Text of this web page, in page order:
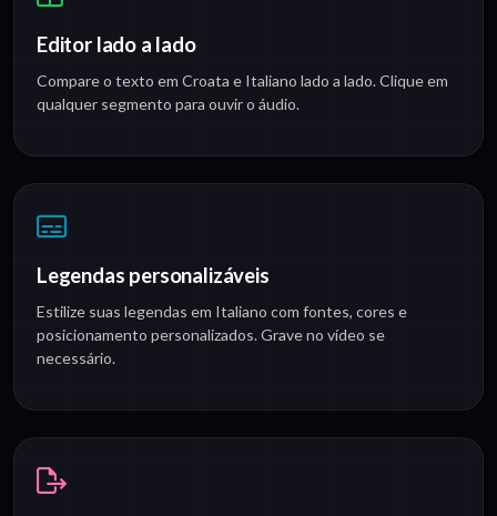
Editor lado a lado
Compare o texto em Croata e Italiano lado a lado. Clique em
qualquer segmento para ouvir o áudio.
Legendas personalizáveis
Estilize suas legendas em Italiano com fontes, cores e
posicionamento personalizados. Grave no vídeo se
necessário.